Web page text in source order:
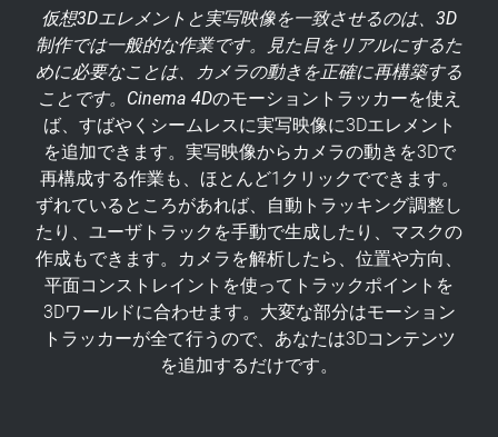
仮想3Dエレメントと実写映像を一致させるのは、3D
制作では一般的な作業です。見た目をリアルにするた
めに必要なことは、カメラの動きを正確に再構築する
ことです。Cinema 4Dのモーショントラッカーを使え
ば、すばやくシームレスに実写映像に3Dエレメント
を追加できます。実写映像からカメラの動きを3Dで
再構成する作業も、ほとんど1クリックでできます。
ずれているところがあれば、自動トラッキング調整し
たり、ユーザトラックを手動で生成したり、マスクの
作成もできます。カメラを解析したら、位置や方向、
平面コンストレイントを使ってトラックポイントを
3Dワールドに合わせます。大変な部分はモーション
トラッカーが全て行うので、あなたは3Dコンテンツ
を追加するだけです。